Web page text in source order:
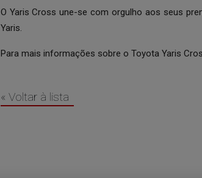
O Yaris Cross une-se com orgulho aos seus
Yaris.
Para mais informações sobre o Toyota Yaris
« Voltar à lista